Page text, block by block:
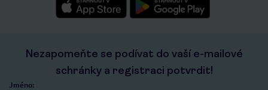
Nezapomeňte se podívat do vaší e-mailové
schránky a registraci potvrdit!
Jméno: